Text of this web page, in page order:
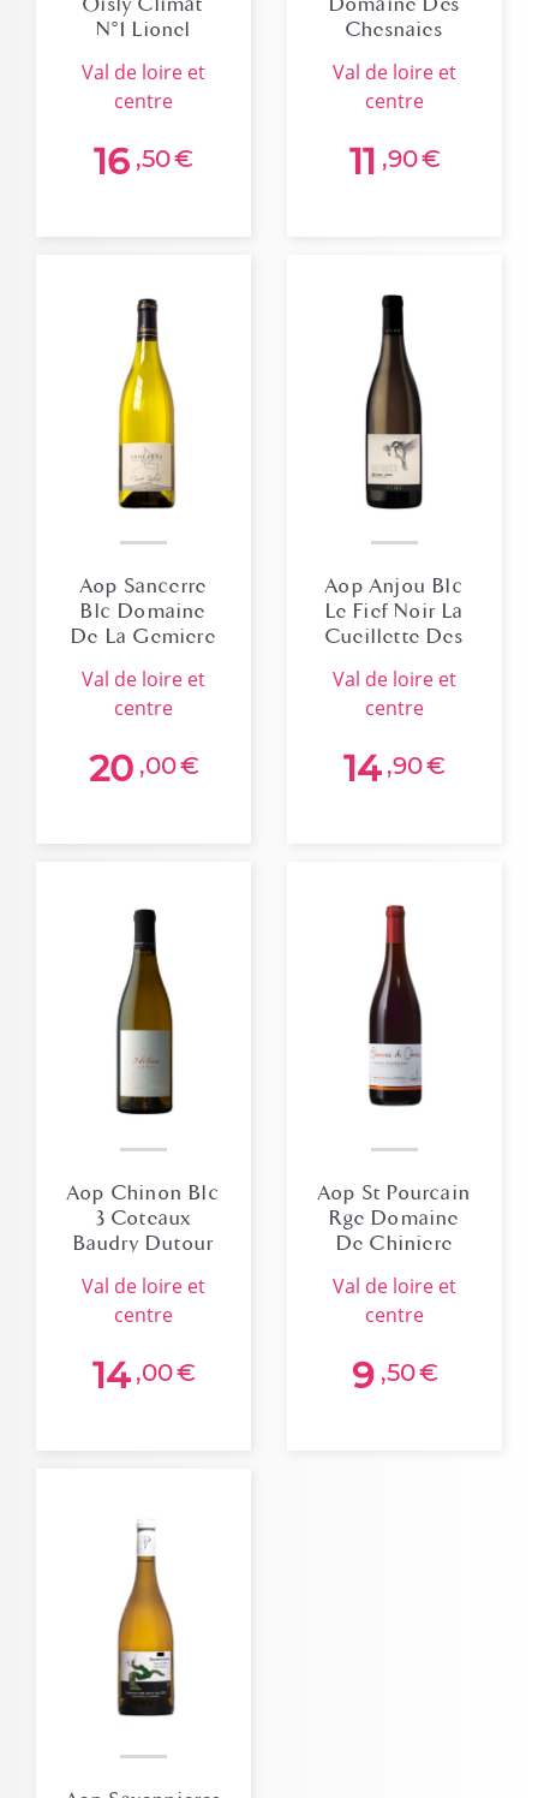
N°1 Lionel
2023
val de loire et
centre
16 ,50€
Chesnaies
val de loire et
centre
11 ,90€
Aop Sancerre
Blc Domaine
De La Gemiere
val de loire et
centre
20 ,00€
Aop Anjou Blc
Le Fief Noir La
Cueillette Des
val de loire et
centre
14 ,90€
Aop Chinon Blc
3 Coteaux
Baudry Dutour
val de loire et
centre
14 ,00€
Aop St Pourcain
Rge Domaine
De Chiniere
val de loire et
centre
9 ,50€